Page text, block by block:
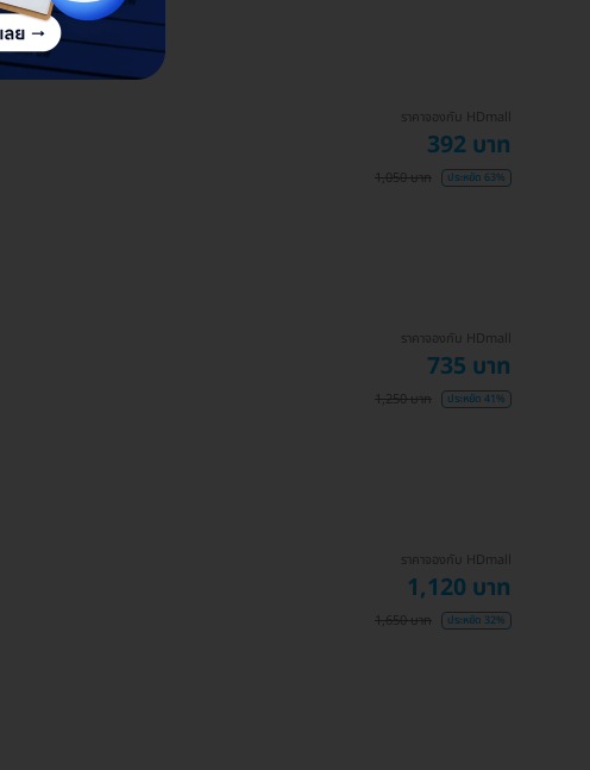
ราคาจองกับ HDmall
392 บาท
1,050 บาท ประหยัด 63%
ราคาจองกับ HDmall
735 บาท
1,250 บาท ประหยัด 41%
ราคาจองกับ HDmall
1,120 บาท
1,650 บาท ประหยัด 32%